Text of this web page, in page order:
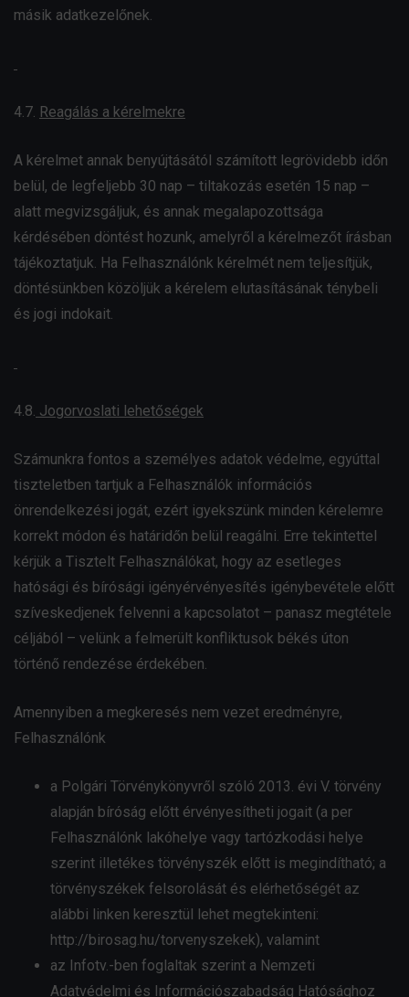
másik adatkezelőnek.
4.7. Reagálás a kérelmekre
A kérelmet annak benyújtásától számított legrövidebb időn
belül, de legfeljebb 30 nap – tiltakozás esetén 15 nap –
alatt megvizsgáljuk, és annak megalapozottsága
kérdésében döntést hozunk, amelyről a kérelmezőt írásban
tájékoztatjuk. Ha Felhasználónk kérelmét nem teljesítjük,
döntésünkben közöljük a kérelem elutasításának ténybeli
és jogi indokait.
4.8. Jogorvoslati lehetőségek
Számunkra fontos a személyes adatok védelme, egyúttal
tiszteletben tartjuk a Felhasználók információs
önrendelkezési jogát, ezért igyekszünk minden kérelemre
korrekt módon és határidőn belül reagálni. Erre tekintettel
kérjük a Tisztelt Felhasználókat, hogy az esetleges
hatósági és bírósági igényérvényesítés igénybevétele előtt
szíveskedjenek felvenni a kapcsolatot – panasz megtétele
céljából – velünk a felmerült konfliktusok békés úton
történő rendezése érdekében.
Amennyiben a megkeresés nem vezet eredményre,
Felhasználónk
a Polgári Törvénykönyvről szóló 2013. évi V. törvény
alapján bíróság előtt érvényesítheti jogait (a per
Felhasználónk lakóhelye vagy tartózkodási helye
szerint illetékes törvényszék előtt is megindítható; a
törvényszékek felsorolását és elérhetőségét az
alábbi linken keresztül lehet megtekinteni:
http://birosag.hu/torvenyszekek), valamint
az Infotv.-ben foglaltak szerint a Nemzeti
Adatvédelmi és Információszabadság Hatósághoz